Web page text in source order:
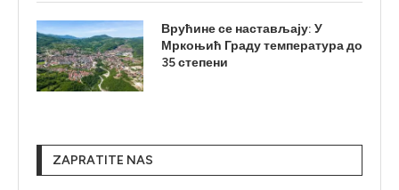
Врућине се настављају: У
Мркоњић Граду температура до
35 степени
ZAPRATITE NAS